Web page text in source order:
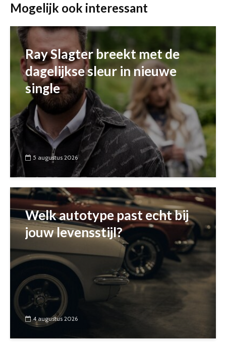
Mogelijk ook interessant
Ray Slagter breekt met de
dagelijkse sleur in nieuwe
single
5 augustus 2026
Welk autotype past echt bij
jouw levensstijl?
4 augustus 2026